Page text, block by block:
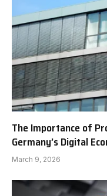
The Importance of
Germany’s Digital
March 9, 2026